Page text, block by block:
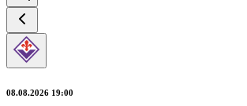
08.08.2026 19:00